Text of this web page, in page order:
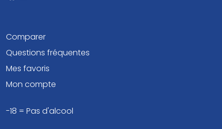
Comparer
Questions fréquentes
Mes favoris
Mon compte
-18 = Pas d'alcool